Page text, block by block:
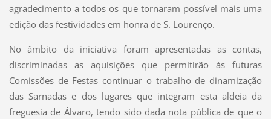
agradecimento a todos os que tornaram possível mais uma
edição das festividades em honra de S. Lourenço.
No âmbito da iniciativa foram apresentadas as contas,
discriminadas as aquisições que permitirão às futuras
Comissões de Festas continuar o trabalho de dinamização
das Sarnadas e dos lugares que integram esta aldeia da
freguesia de Álvaro, tendo sido dada nota pública de que o